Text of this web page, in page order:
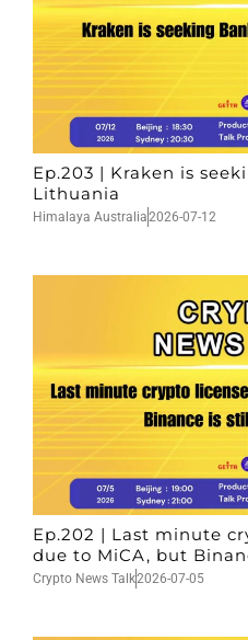
Ep.203 | Kraken is
Lithuania
Himalaya Australia2026-07-12
Ep.202 | Last minute
due to MiCA, but
Crypto News Talk2026-07-05